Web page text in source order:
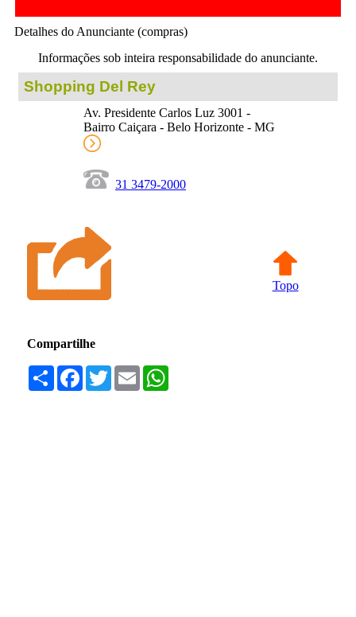
Detalhes do Anunciante (compras)
Informações sob inteira responsabilidade do anunciante.
Shopping Del Rey
Av. Presidente Carlos Luz 3001 -
Bairro Caiçara - Belo Horizonte - MG
31 3479-2000
Topo
Compartilhe
Compartilhar
Facebook
TwitterEmail